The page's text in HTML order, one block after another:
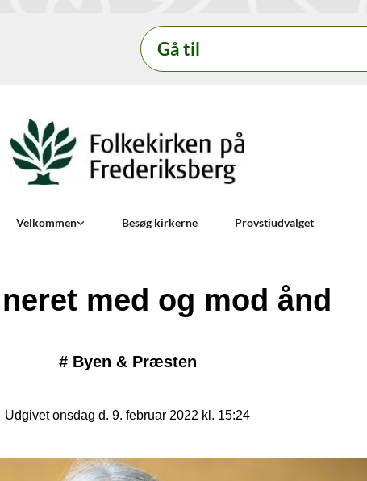
Gå til
Velkommen Besøg kirkerne Provstiudvalget
med og mod ånd
# Byen & Præsten
Udgivet onsdag d. 9. februar 2022 kl. 15:24